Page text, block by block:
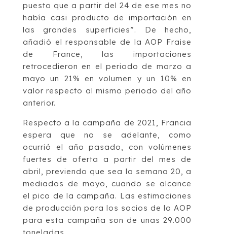
puesto que a partir del 24 de ese mes no
había casi producto de importación en
las grandes superficies”. De hecho,
añadió el responsable de la AOP Fraise
de France, las importaciones
retrocedieron en el periodo de marzo a
mayo un 21% en volumen y un 10% en
valor respecto al mismo periodo del año
anterior.
Respecto a la campaña de 2021, Francia
espera que no se adelante, como
ocurrió el año pasado, con volúmenes
fuertes de oferta a partir del mes de
abril, previendo que sea la semana 20, a
mediados de mayo, cuando se alcance
el pico de la campaña. Las estimaciones
de producción para los socios de la AOP
para esta campaña son de unas 29.000